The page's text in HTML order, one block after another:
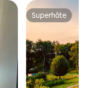
Superhôte
Superhôte